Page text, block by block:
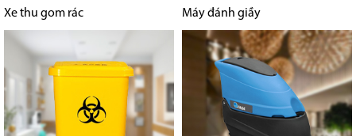
Xe thu gom rác Máy đánh giầy